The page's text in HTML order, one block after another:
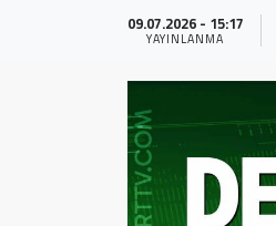
09.07.2026 - 15:17
YAYINLANMA
Magazin
Teknoloji
Haber Arşivi